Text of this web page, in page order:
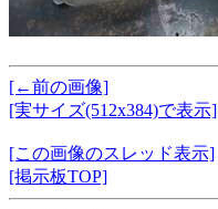
[←前の画像]
[実サイズ(512x384)で表示]
[この画像のスレッド表示]
[掲示板TOP]